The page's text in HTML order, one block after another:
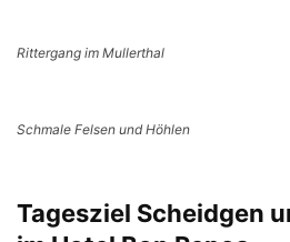
Rittergang im Mullerthal
Schmale Felsen und Höhlen
Tagesziel Scheidgen